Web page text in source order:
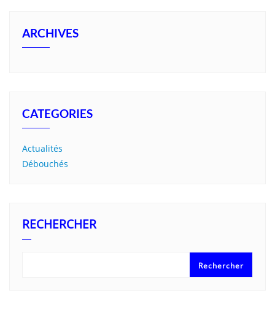
ARCHIVES
CATEGORIES
Actualités
Débouchés
RECHERCHER
Rechercher